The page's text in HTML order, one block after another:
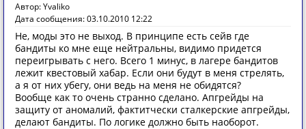
Автор: Yvaliko
Дата сообщения: 03.10.2010 12:22
Не, моды это не выход. В принципе есть сейв где
бандиты ко мне еще нейтральны, видимо придется
переигрывать с него. Всего 1 минус, в лагере бандитов
лежит квестовый хабар. Если они будут в меня стрелять,
а я от них убегу, они ведь на меня не обидятся?
Вообще как то очень странно сделано. Апгрейды на
защиту от аномалий, фактитчески сталкерские апгрейды,
делают бандиты. По логике должно быть наоборот.